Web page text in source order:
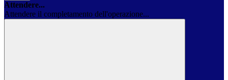
Attendere...
Attendere il completamento dell'operazione...